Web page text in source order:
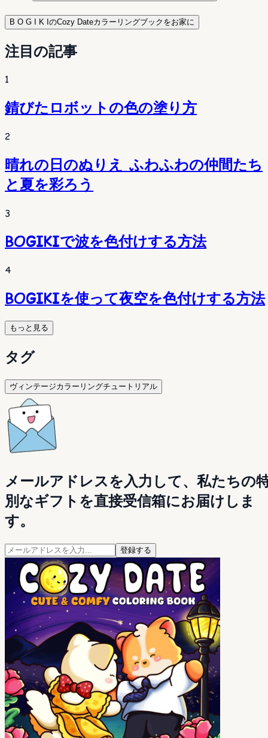
B O G I K IのCozy Dateカラーリングブックをお家に
注目の記事
1
錆びたロボットの色の塗り方
2
晴れの日のぬりえ ふわふわの仲間たち
と夏を彩ろう
3
BOGIKIで波を色付けする方法
4
BOGIKIを使って夜空を色付けする方法
もっと見る
タグ
ヴィンテージカラーリングチュートリアル
メールアドレスを入力して、私たちの
別なギフトを直接受信箱にお届けしま
す。
登録する